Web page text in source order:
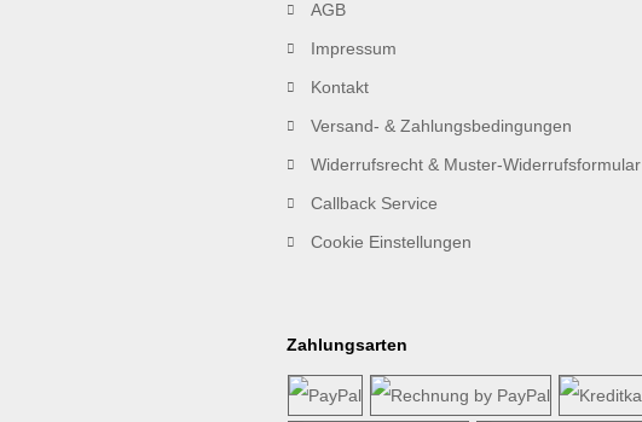
AGB
Impressum
Kontakt
Versand- & Zahlungsbedingungen
Widerrufsrecht & Muster-Widerrufsformular
Callback Service
Cookie Einstellungen
Zahlungsarten